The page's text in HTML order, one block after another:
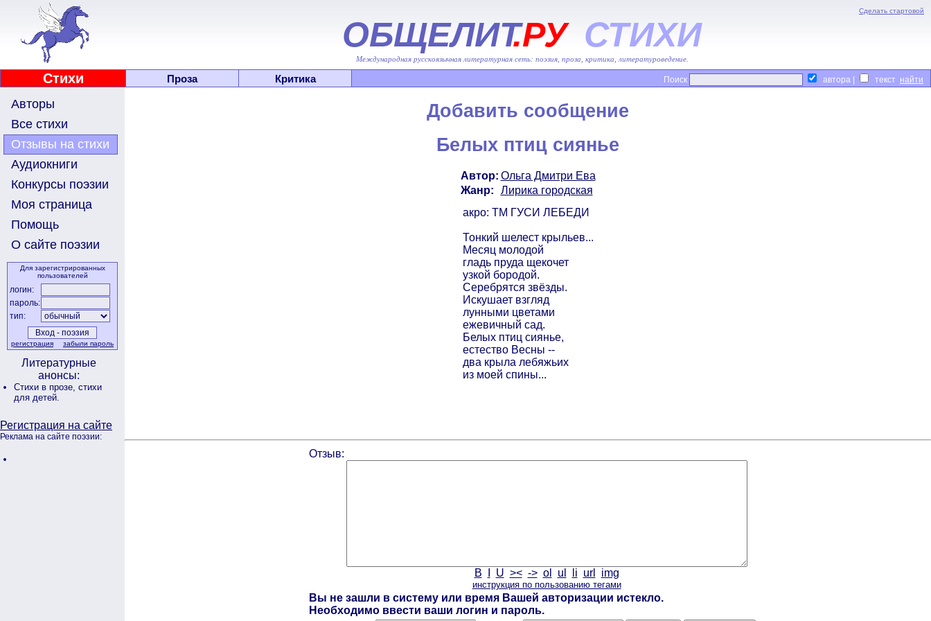
Сделать стартовой
ОБЩЕЛИТ.РУ СТИХИ
Международная русскоязычная литературная сеть: поэзия, проза, критика, литературоведение.
Стихи Проза Критика Поиск автора | текст
Авторы
Все стихи
Отзывы на стихи
Аудиокниги
Конкурсы поэзии
Моя страница
Помощь
О сайте поэзии
Для зарегистрированных
пользователей
логин:
пароль:
тип:
регистрация забыли пароль
Литературные
анонсы:
Стихи в прозе, стихи
для детей.
Регистрация на сайте
Реклама на сайте поэзии:
Добавить сообщение
Белых птиц сиянье
Автор: Ольга Дмитри Ева
Жанр:
Лирика городская
акро: ТМ ГУСИ ЛЕБЕДИ
Тонкий шелест крыльев...
Месяц молодой
гладь пруда щекочет
узкой бородой.
Серебрятся звёзды.
Искушает взгляд
лунными цветами
ежевичный сад.
Белых птиц сиянье,
естество Весны --
два крыла лебяжьих
из моей спины...
Отзыв:
B U >< -> ol ul li url img
инструкция по пользованию тегами
Вы не зашли в систему или время Вашей авторизации истекло.
Необходимо ввести ваши логин и пароль.